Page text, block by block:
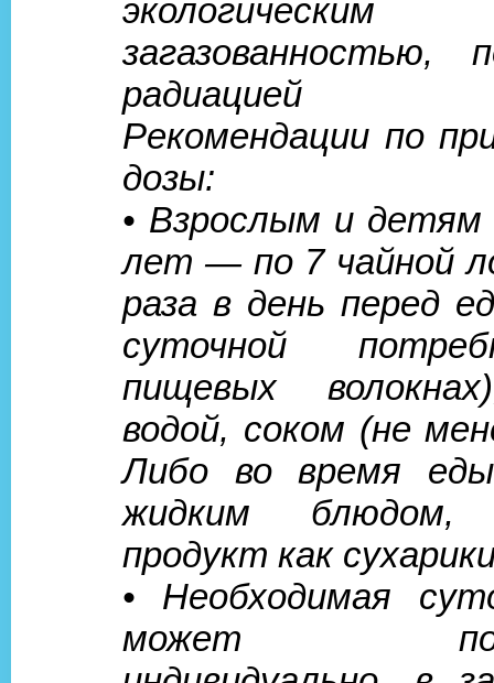
загазованностью,
радиацией
Рекомендации по
дозы:
• Взрослым и
лет — по 7 чайной
раза в день перед
суточной
пищевых
водой, соком (не
Либо во время
жидким блюдом,
продукт как
• Необходимая
может